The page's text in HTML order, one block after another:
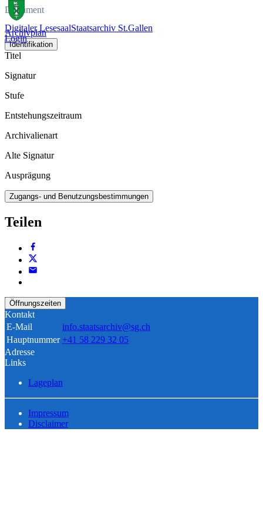
Digitaler LesesaalStaatsarchiv St.Gallen
Login
Dokument
Archivplan
Identifikation
Titel
Signatur
Stufe
Entstehungszeitraum
Archivalienart
Alte Signatur
Ausprägung
Zugangs- und Benutzungsbestimmungen
Teilen
Öffnungszeiten
Kontakt
E-Mail
info.staatsarchiv@sg.ch
Hauptnummer +41 58 229 32 05
Adresse
Links
Lageplan
Impressum
Disclaimer